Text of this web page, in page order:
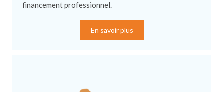
financement professionnel.
En savoir plus